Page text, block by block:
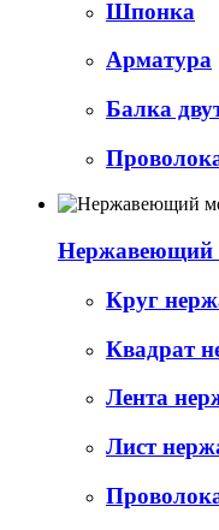
Шпонка
Арматура
Балка
Нержавеющий
Круг
Квадрат
Лента
Лист